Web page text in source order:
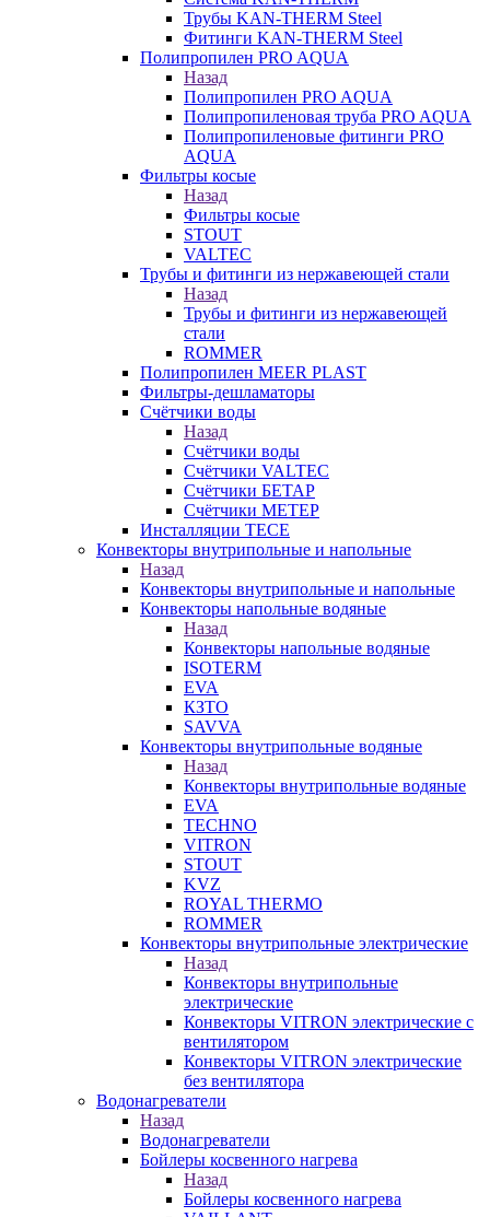
Трубы KAN-THERM Steel
Фитинги KAN-THERM Steel
Полипропилен PRO AQUA
Назад
Полипропилен PRO AQUA
Полипропиленовая труба PRO AQUA
Полипропиленовые фитинги PRO
AQUA
Фильтры косые
Назад
Фильтры косые
STOUT
VALTEC
Трубы и фитинги из нержавеющей стали
Назад
Трубы и фитинги из нержавеющей
стали
ROMMER
Полипропилен MEER PLAST
Фильтры-дешламаторы
Счётчики воды
Назад
Счётчики воды
Счётчики VALTEC
Счётчики БЕТАР
Счётчики МЕТЕР
Инсталляции TECE
Конвекторы внутрипольные и напольные
Назад
Конвекторы внутрипольные и напольные
Конвекторы напольные водяные
Назад
Конвекторы напольные водяные
ISOTERM
EVA
КЗТО
SAVVA
Конвекторы внутрипольные водяные
Назад
Конвекторы внутрипольные водяные
EVA
TECHNO
VITRON
STOUT
KVZ
ROYAL THERMO
ROMMER
Конвекторы внутрипольные электрические
Назад
Конвекторы внутрипольные
электрические
Конвекторы VITRON электрические с
вентилятором
Конвекторы VITRON электрические
без вентилятора
Водонагреватели
Назад
Водонагреватели
Бойлеры косвенного нагрева
Назад
Бойлеры косвенного нагрева